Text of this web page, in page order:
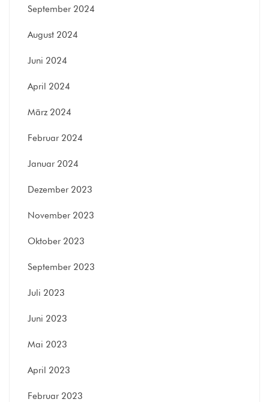
September 2024
August 2024
Juni 2024
April 2024
März 2024
Februar 2024
Januar 2024
Dezember 2023
November 2023
Oktober 2023
September 2023
Juli 2023
Juni 2023
Mai 2023
April 2023
Februar 2023